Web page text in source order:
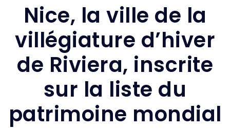
Nice, la ville de la
villégiature d’hiver
de Riviera, inscrite
sur la liste du
patrimoine mondial